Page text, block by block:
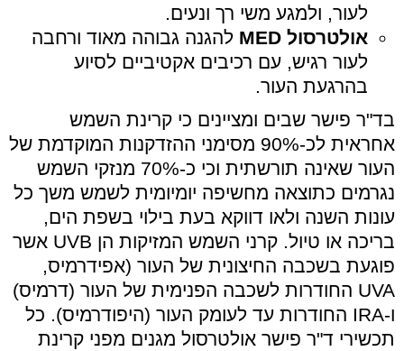
לעור, ולמגע משי רך ונעים.
אולטרסול MED להגנה גבוהה מאוד ורחבה
לעור רגיש, עם רכיבים אקטיביים לסיוע
בהרגעת העור.
בד"ר פישר שבים ומציינים כי קרינת השמש
אחראית לכ-90% מסימני ההזדקנות המוקדמת של
העור שאינה תורשתית וכי כ-70% מנזקי השמש
נגרמים כתוצאה מחשיפה יומיומית לשמש משך כל
עונות השנה ולאו דווקא בעת בילוי בשפת הים,
בריכה או טיול. קרני השמש המזיקות הן UVB אשר
פוגעת בשכבה החיצונית של העור (אפידרמיס,
UVA החודרות לשכבה הפנימית של העור (דרמיס)
ו-IRA החודרות עד לעומק העור (היפודרמיס). כל
תכשירי ד"ר פישר אולטרסול מגנים מפני קרינת